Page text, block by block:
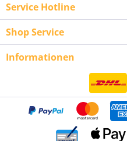
Service Hotline
Shop Service
Informationen